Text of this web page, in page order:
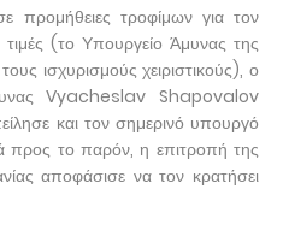
προμήθειες τροφίμων για τον
(το Υπουργείο Άμυνας της
ισχυρισμούς χειριστικούς), ο
Vyacheslav Shapovalov
και τον σημερινό υπουργό
το παρόν, η επιτροπή της
αποφάσισε να τον κρατήσει